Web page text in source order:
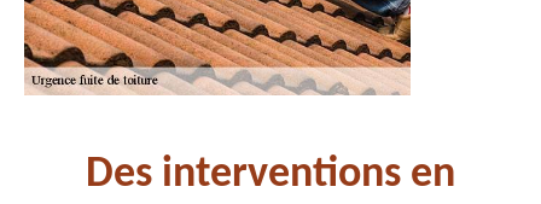
Des interventions en